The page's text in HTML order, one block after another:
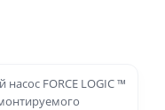
FORCE LOGIC ™